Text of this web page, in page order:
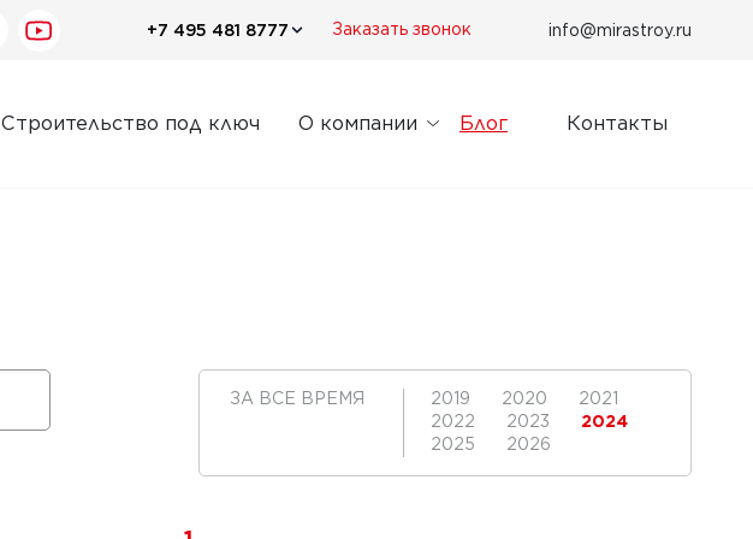
+7 495 481 8777 Заказать звонок info@mirastroy.ru
Строительство под ключ О компании Блог Контакты
ЗА ВСЕ ВРЕМЯ 2019 2020
2021
2022
2023
2024
2025
2026